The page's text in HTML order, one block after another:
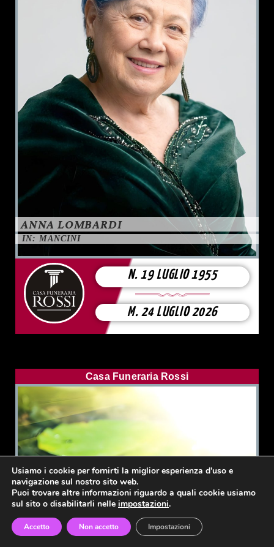
ANNA LOMBARDI
IN: MANCINI
N. 19 LUGLIO 1955
M. 24 LUGLIO 2026
Casa Funeraria Rossi
Usiamo i cookie per fornirti la miglior esperienza d'uso e
navigazione sul nostro sito web.
Puoi trovare altre informazioni riguardo a quali cookie usiamo
sul sito o disabilitarli nelle impostazioni.
Accetto Non accetto Impostazioni